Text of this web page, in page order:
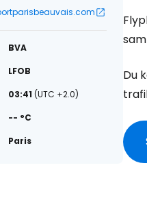
BVA
LFOB
03:41 (UTC +2.0)
-- °C
Paris
Du